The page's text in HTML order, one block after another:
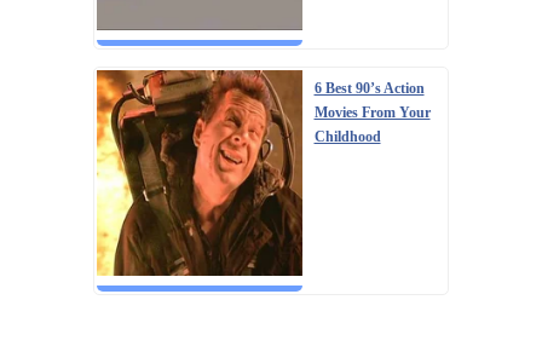
6 Best 90’s Action
Movies From Your
Childhood